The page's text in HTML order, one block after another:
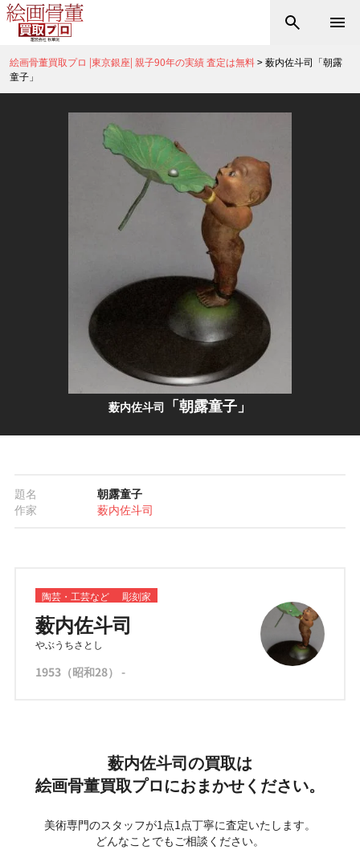
絵画骨董買取プロ |東京銀座| 親子90年の実績 査定は無料>薮内佐斗司「朝露
童子」
薮内佐斗司 「朝露童子」
題名
朝露童子
作家
薮内佐斗司
陶芸・工芸など 彫刻家
薮内佐斗司
やぶうちさとし
1953（昭和28） -
薮内佐斗司の買取は
絵画骨董買取プロにおまかせください。
美術専門のスタッフが1点1点丁寧に査定いたします。
どんなことでもご相談ください。